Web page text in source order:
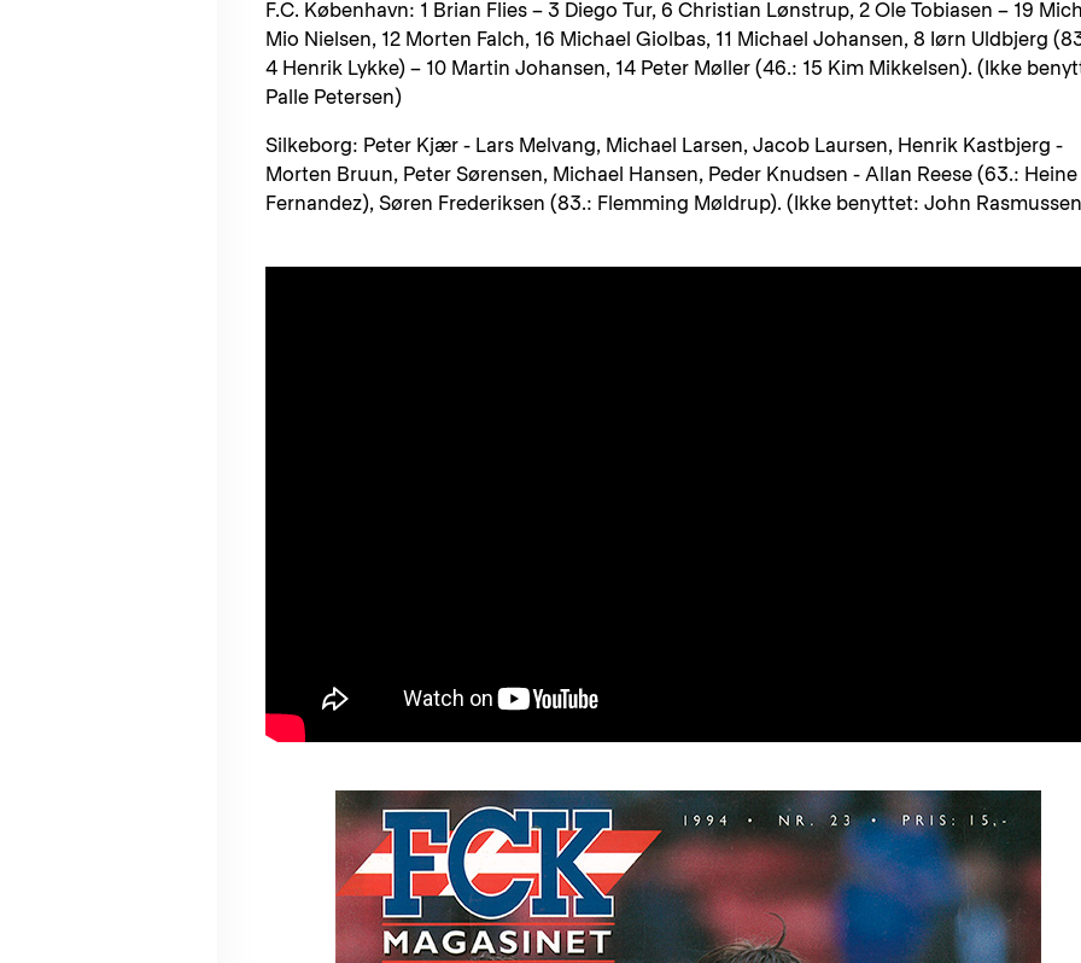
F.C. København: 1 Brian Flies – 3 Diego Tur, 6 Christian Lønstrup, 2 Ole Tobiasen – 19
Mio Nielsen, 12 Morten Falch, 16 Michael Giolbas, 11 Michael Johansen, 8 Iørn Uldbjerg
4 Henrik Lykke) – 10 Martin Johansen, 14 Peter Møller (46.: 15 Kim Mikkelsen). (Ikke
Palle Petersen)
Silkeborg: Peter Kjær - Lars Melvang, Michael Larsen, Jacob Laursen, Henrik Kastbjerg -
Morten Bruun, Peter Sørensen, Michael Hansen, Peder Knudsen - Allan Reese (63.: Heine
Fernandez), Søren Frederiksen (83.: Flemming Møldrup). (Ikke benyttet: John